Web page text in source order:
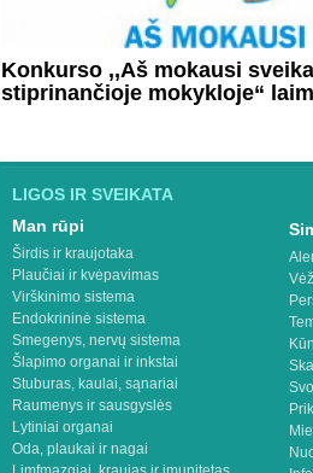
Konkurso ,,Aš mokausi
stiprinančioje mokykloje“
LIGOS IR SVEIKATA
Man rūpi
Širdis ir kraujotaka
Plaučiai ir kvėpavimas
Virškinimo sistema
Endokrininė sistema
Smegenys, nervų sistema
Šlapimo organai ir inkstai
Stuburas, kaulai, sąnariai
Raumenys ir sausgyslės
Lytiniai organai
Oda, plaukai ir nagai